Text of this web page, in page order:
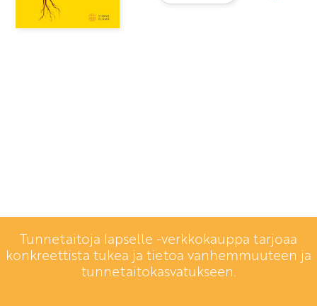
Tunnetaitoja lapselle -verkkokauppa tarjoaa
konkreettista tukea ja tietoa vanhemmuuteen ja
tunnetaitokasvatukseen.